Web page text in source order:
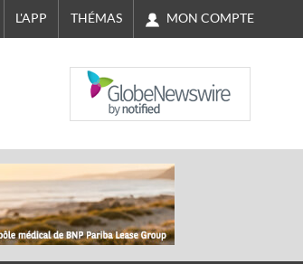
L'APP THÉMAS MON COMPTE
NASDAQ